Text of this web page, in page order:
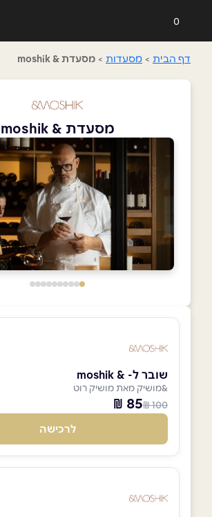
0
דף הבית > מסעדות > מסעדת & moshik
מסעדת & moshik
שובר ל- & moshik
&מושיק מאת מושיק רוט
100 ₪
85 ₪
לרכישה